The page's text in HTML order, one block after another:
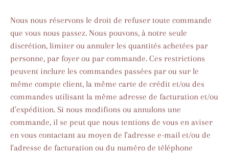
Nous nous réservons le droit de refuser toute commande
que vous nous passez. Nous pouvons, à notre seule
discrétion, limiter ou annuler les quantités achetées par
personne, par foyer ou par commande. Ces restrictions
peuvent inclure les commandes passées par ou sur le
même compte client, la même carte de crédit et/ou des
commandes utilisant la même adresse de facturation et/ou
d'expédition. Si nous modifions ou annulons une
commande, il se peut que nous tentions de vous en aviser
en vous contactant au moyen de l'adresse e-mail et/ou de
l'adresse de facturation ou du numéro de téléphone